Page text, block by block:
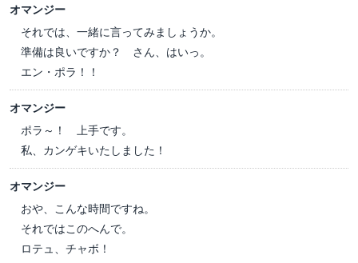
オマンジー
それでは、一緒に言ってみましょうか。
準備は良いですか？ さん、はいっ。
エン・ポラ！！
オマンジー
ポラ～！ 上手です。
私、カンゲキいたしました！
オマンジー
おや、こんな時間ですね。
それではこのへんで。
ロテュ、チャボ！